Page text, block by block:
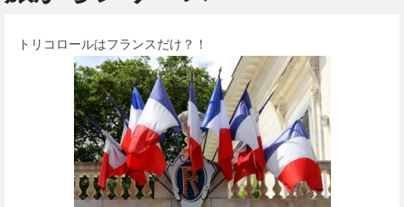
トリコロールはフランスだけ？！